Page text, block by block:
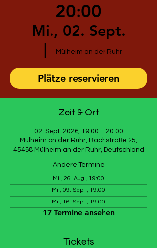
20:00
Mi., 02. Sept.
Mülheim an der Ruhr
Plätze reservieren
Zeit & Ort
02. Sept. 2026, 19:00 – 20:00
Mülheim an der Ruhr, Bachstraße 25,
45468 Mülheim an der Ruhr, Deutschland
Andere Termine
Mi., 26. Aug., 19:00
Mi., 09. Sept., 19:00
Mi., 16. Sept., 19:00
17 Termine ansehen
Tickets